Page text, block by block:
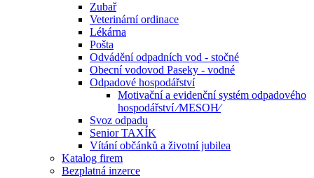
Zubař
Veterinární ordinace
Lékárna
Pošta
Odvádění odpadních vod - stočné
Obecní vodovod Paseky - vodné
Odpadové hospodářství
Motivační a evidenční systém odpadového
hospodářství ⁄MESOH⁄
Svoz odpadu
Senior TAXÍK
Vítání občánků a životní jubilea
Katalog firem
Bezplatná inzerce